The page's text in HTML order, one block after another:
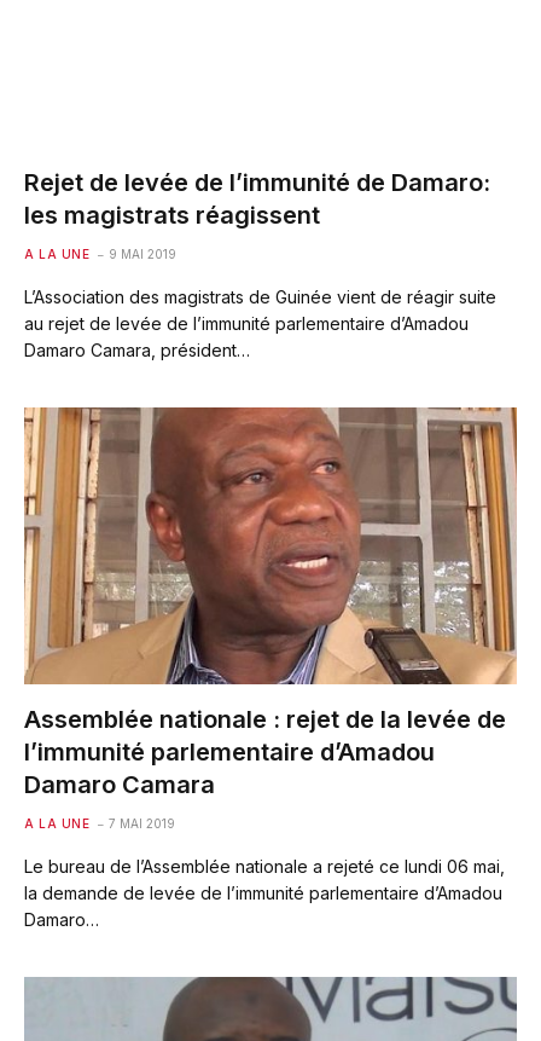
Rejet de levée de l’immunité de Damaro:
les magistrats réagissent
A LA UNE 9 MAI 2019
L’Association des magistrats de Guinée vient de réagir suite
au rejet de levée de l’immunité parlementaire d’Amadou
Damaro Camara, président…
Assemblée nationale : rejet de la levée de
l’immunité parlementaire d’Amadou
Damaro Camara
A LA UNE 7 MAI 2019
Le bureau de l’Assemblée nationale a rejeté ce lundi 06 mai,
la demande de levée de l’immunité parlementaire d’Amadou
Damaro…